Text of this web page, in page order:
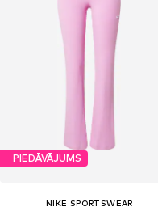
PIEDĀVĀJUMS
NIKE SPORTSWEAR